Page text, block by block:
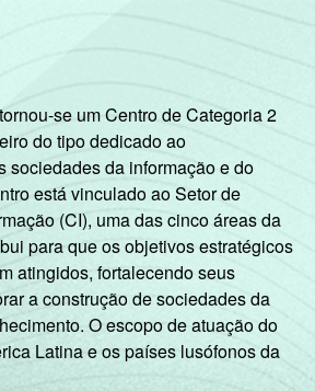
coordenadores pedagógicos.
estimuladas e
Dados coletados entre setembro
de 2012.
- set/dez 2012
se um Centro de Categoria 2
do tipo dedicado ao
sociedades da informação e do
está vinculado ao Setor de
(CI), uma das cinco áreas da
para que os objetivos estratégicos
atingidos, fortalecendo seus
a construção de sociedades da
O escopo de atuação do
Latina e os países lusófonos da